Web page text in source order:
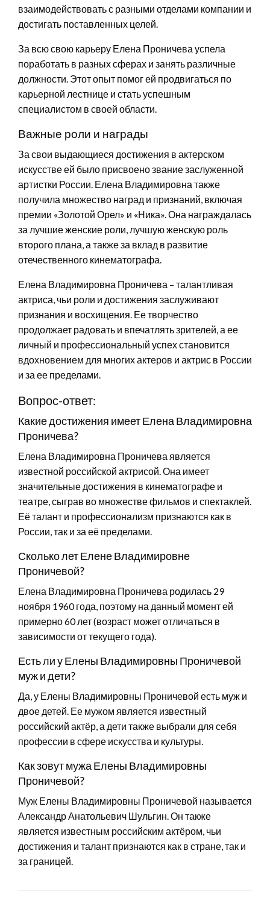
взаимодействовать с разными отделами компании и
достигать поставленных целей.
За всю свою карьеру Елена Проничева успела
поработать в разных сферах и занять различные
должности. Этот опыт помог ей продвигаться по
карьерной лестнице и стать успешным
специалистом в своей области.
Важные роли и награды
За свои выдающиеся достижения в актерском
искусстве ей было присвоено звание заслуженной
артистки России. Елена Владимировна также
получила множество наград и признаний, включая
премии «Золотой Орел» и «Ника». Она награждалась
за лучшие женские роли, лучшую женскую роль
второго плана, а также за вклад в развитие
отечественного кинематографа.
Елена Владимировна Проничева – талантливая
актриса, чьи роли и достижения заслуживают
признания и восхищения. Ее творчество
продолжает радовать и впечатлять зрителей, а ее
личный и профессиональный успех становится
вдохновением для многих актеров и актрис в России
и за ее пределами.
Вопрос-ответ:
Какие достижения имеет Елена Владимировна
Проничева?
Елена Владимировна Проничева является
известной российской актрисой. Она имеет
значительные достижения в кинематографе и
театре, сыграв во множестве фильмов и спектаклей.
Её талант и профессионализм признаются как в
России, так и за её пределами.
Сколько лет Елене Владимировне
Проничевой?
Елена Владимировна Проничева родилась 29
ноября 1960 года, поэтому на данный момент ей
примерно60 лет(возраст может отличаться в
зависимости от текущего года).
Есть ли у Елены Владимировны Проничевой
муж и дети?
Да, у Елены Владимировны Проничевой есть муж и
двое детей. Ее мужом является известный
российский актёр, а дети также выбрали для себя
профессии в сфере искусства и культуры.
Как зовут мужа Елены Владимировны
Проничевой?
Муж Елены Владимировны Проничевой называется
Александр Анатольевич Шульгин. Он также
является известным российским актёром, чьи
достижения и талант признаются как в стране, так и
за границей.